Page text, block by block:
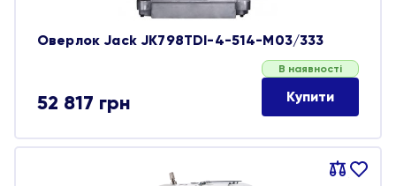
Оверлок Jack JK798TDI-4-514-M03/333
52 817 грн
В наявності
Купити
Порівняти
В